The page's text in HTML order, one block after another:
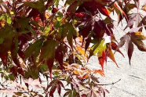
園のご紹介